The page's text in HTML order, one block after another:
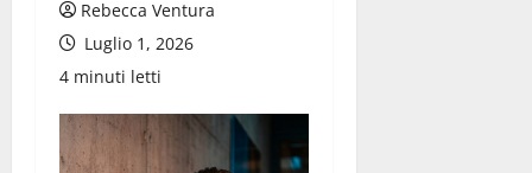
Rebecca Ventura
Luglio 1, 2026
4 minuti letti